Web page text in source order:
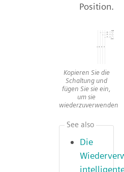
Position.
Kopieren Sie die
Schaltung und
fügen Sie sie ein,
um sie
wiederzuverwenden
Die
See also